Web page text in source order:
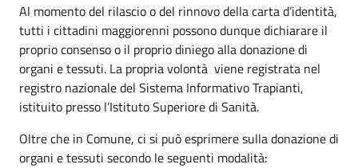
Al momento del rilascio o del rinnovo della carta d’identità,
tutti i cittadini maggiorenni possono dunque dichiarare il
proprio consenso o il proprio diniego alla donazione di
organi e tessuti. La propria volontà viene registrata nel
registro nazionale del Sistema Informativo Trapianti,
istituito presso l’Istituto Superiore di Sanità.
Oltre che in Comune, ci si può esprimere sulla donazione di
organi e tessuti secondo le seguenti modalità: